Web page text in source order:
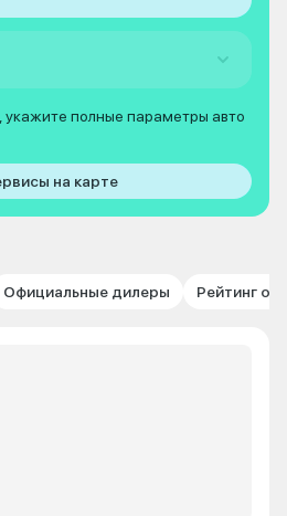
полные параметры авто
на карте
Официальные дилеры Рейтинг